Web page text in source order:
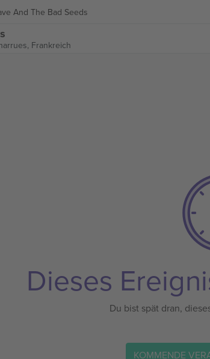
And The Bad Seeds
Frankreich
Dieses
Du bist spät dran,
KOMMENDE